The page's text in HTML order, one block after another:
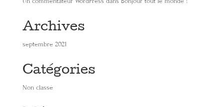
Archives
septembre 2021
Catégories
Non classé